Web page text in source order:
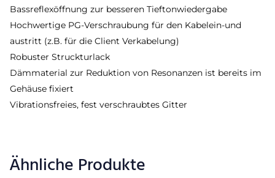
Bassreflexöffnung zur besseren Tieftonwiedergabe
Hochwertige PG-Verschraubung für den Kabelein-und
austritt (z.B. für die Client Verkabelung)
Robuster Struckturlack
Dämmaterial zur Reduktion von Resonanzen ist bereits im
Gehäuse fixiert
Vibrationsfreies, fest verschraubtes Gitter
Ähnliche Produkte